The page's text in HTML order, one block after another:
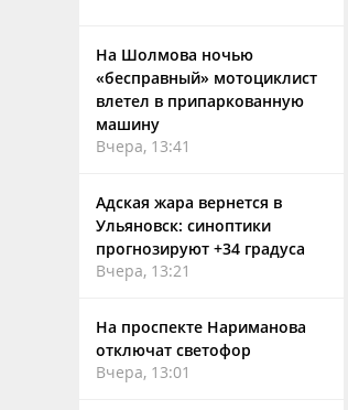
На Шолмова ночью
«бесправный» мотоциклист
влетел в припаркованную
машину
Вчера, 13:41
Адская жара вернется в
Ульяновск: синоптики
прогнозируют +34 градуса
Вчера, 13:21
На проспекте Нариманова
отключат светофор
Вчера, 13:01